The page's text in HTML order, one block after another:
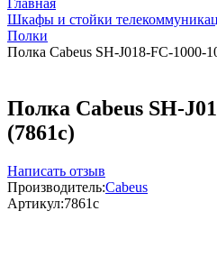
Главная
Шкафы и стойки
Полки
Полка Cabeus SH-J018-FC-1000-
Полка Cabeus SH-
(7861c)
Написать отзыв
Производитель:Cabeus
Артикул:7861c